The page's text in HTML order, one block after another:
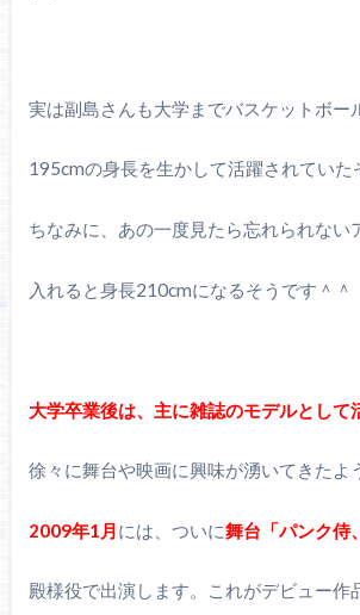
実は副島さんも大学までバスケットボー
195cmの身長を生かして活躍されていた
ちなみに、あの一度見たら忘れられない
入れると身長210cmになるそうです＾＾
大学卒業後は、主に雑誌のモデルとして
徐々に舞台や映画に興味が湧いてきたよ
2009年1月には、ついに舞台「パンク侍
殿様役で出演します。これがデビュー作